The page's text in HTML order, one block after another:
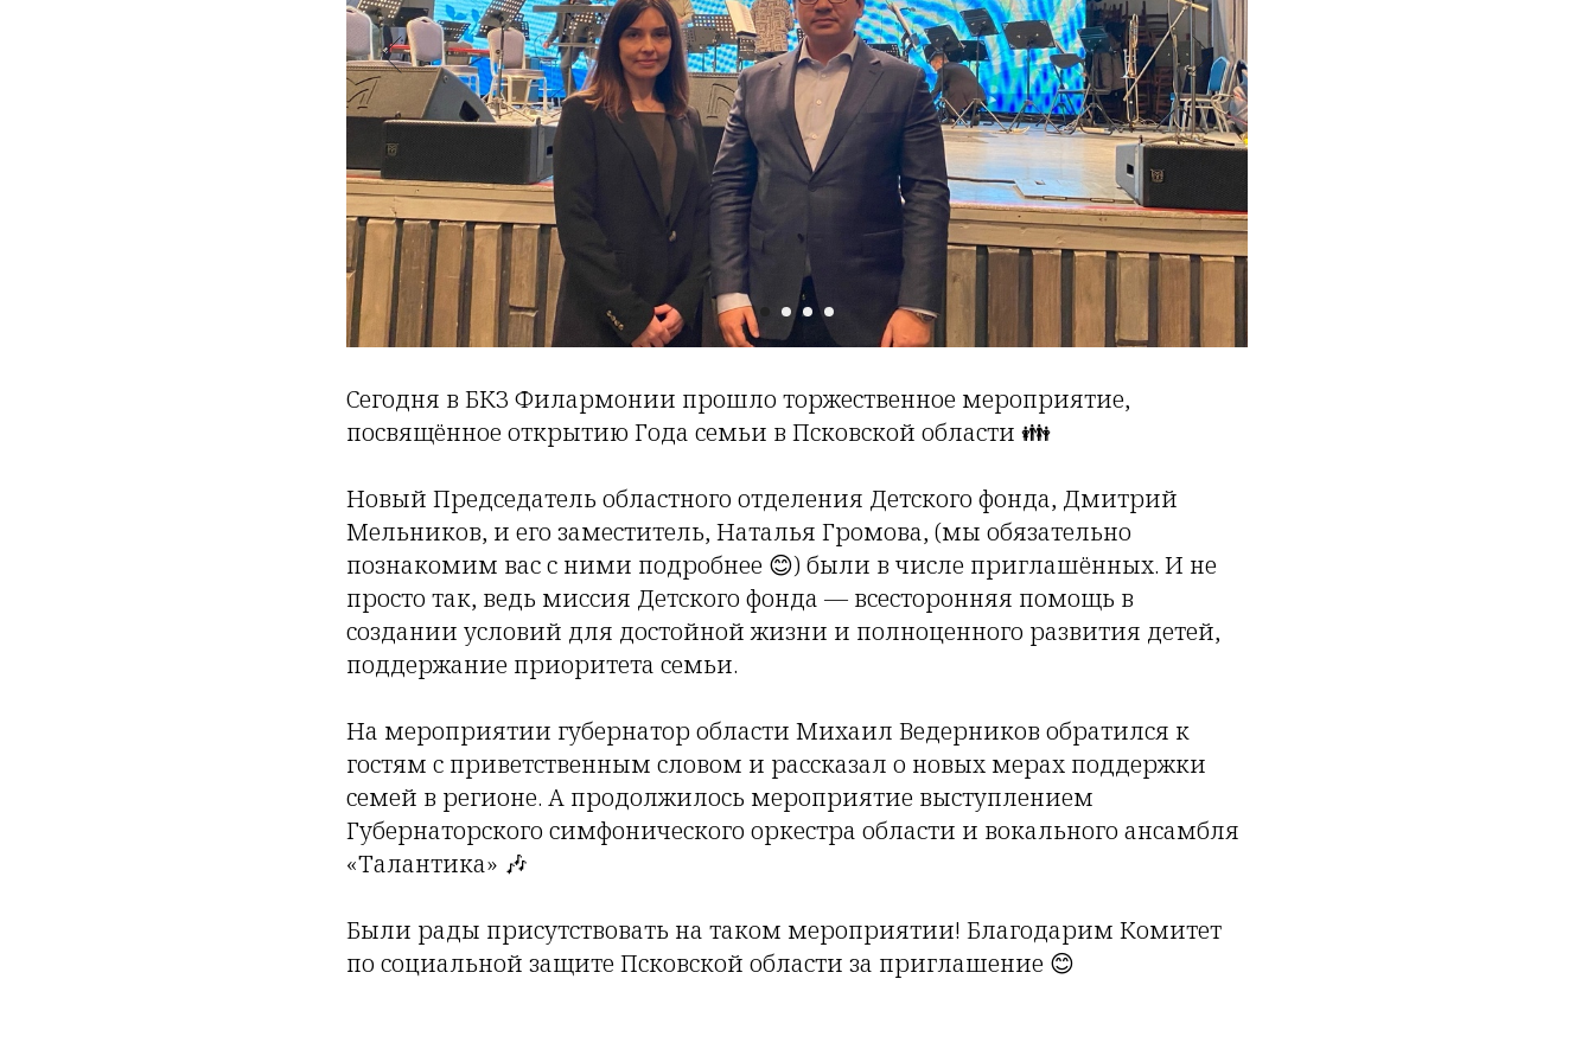
Сегодня в БКЗ Филармонии прошло торжественное мероприятие,
посвящённое открытию Года семьи в Псковской области 👪
Новый Председатель областного отделения Детского фонда, Дмитрий
Мельников, и его заместитель, Наталья Громова, (мы обязательно
познакомим вас с ними подробнее 😊) были в числе приглашённых. И не
просто так, ведь миссия Детского фонда — всесторонняя помощь в
создании условий для достойной жизни и полноценного развития детей,
поддержание приоритета семьи.
На мероприятии губернатор области Михаил Ведерников обратился к
гостям с приветственным словом и рассказал о новых мерах поддержки
семей в регионе. А продолжилось мероприятие выступлением
Губернаторского симфонического оркестра области и вокального ансамбля
«Талантика» 🎶
Были рады присутствовать на таком мероприятии! Благодарим Комитет
по социальной защите Псковской области за приглашение 😊